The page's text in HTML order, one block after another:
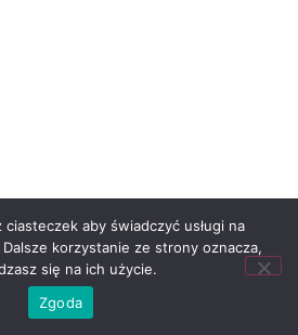
aby świadczyć usługi na
korzystanie ze strony oznacza,
się na ich użycie.
Zgoda